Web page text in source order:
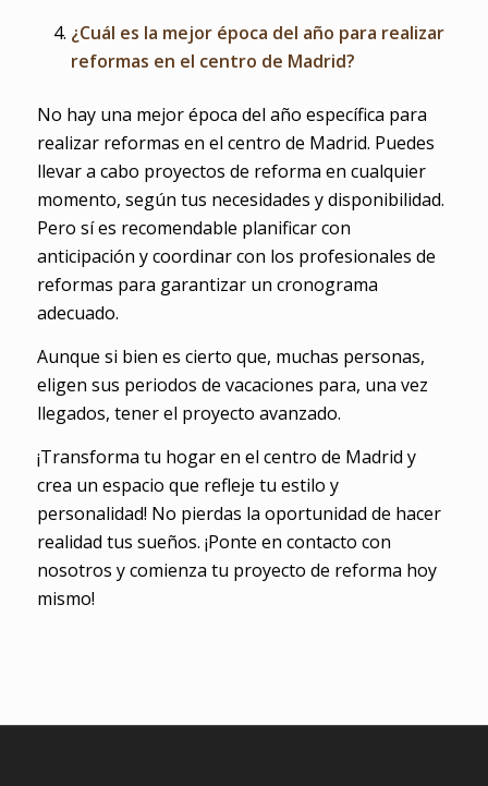
¿Cuál es la mejor época del año para realizar
reformas en el centro de Madrid?
No hay una mejor época del año específica para
realizar reformas en el centro de Madrid. Puedes
llevar a cabo proyectos de reforma en cualquier
momento, según tus necesidades y disponibilidad.
Pero sí es recomendable planificar con
anticipación y coordinar con los profesionales de
reformas para garantizar un cronograma
adecuado.
Aunque si bien es cierto que, muchas personas,
eligen sus periodos de vacaciones para, una vez
llegados, tener el proyecto avanzado.
¡Transforma tu hogar en el centro de Madrid y
crea un espacio que refleje tu estilo y
personalidad! No pierdas la oportunidad de hacer
realidad tus sueños. ¡Ponte en contacto con
nosotros y comienza tu proyecto de reforma hoy
mismo!